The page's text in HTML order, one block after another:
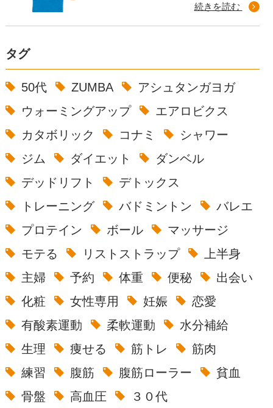
続きを読む
タグ
50代 ZUMBA
アシュタンガヨガ
ウォーミングアップ
エアロビクス
カタボリック
コナミ
シャワー
ジム
ダイエット
ダンベル
デッドリフト
デトックス
トレーニング
バドミントン
バレエ
プロテイン
ボール
マッサージ
モテる
リストストラップ
上半身
主婦
予約 体重 便秘
出会い
化粧
女性専用 妊娠
恋愛
有酸素運動
柔軟運動
水分補給
生理
痩せる 筋トレ
筋肉
練習
腹筋 腹筋ローラー
貧血
骨盤
高血圧 ３０代